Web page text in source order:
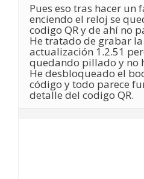
Pues eso tras hacer un
enciendo el reloj se
codigo QR y de ahí no
He tratado de grabar
actualización 1.2.51
quedando pillado y no
He desbloqueado el
código y todo parece
detalle del codigo QR.